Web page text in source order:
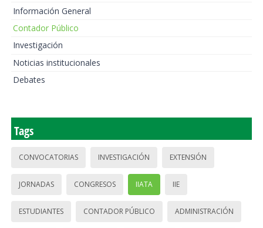
Información General
Contador Público
Investigación
Noticias institucionales
Debates
Tags
CONVOCATORIAS INVESTIGACIÓN EXTENSIÓN
JORNADAS CONGRESOS IIATA IIE
ESTUDIANTES CONTADOR PÚBLICO ADMINISTRACIÓN